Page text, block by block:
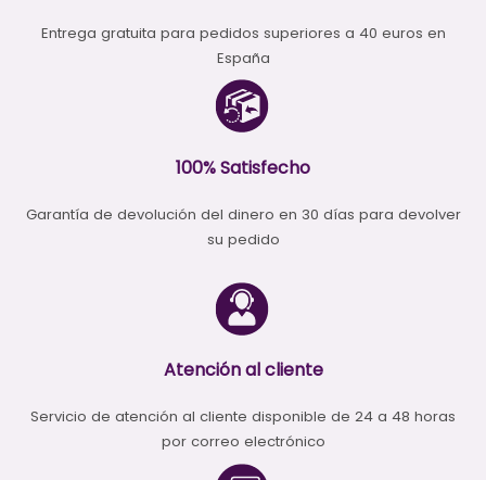
Entrega gratuita para pedidos superiores a 40 euros en
España
100% Satisfecho
Garantía de devolución del dinero en 30 días para devolver
su pedido
Atención al cliente
Servicio de atención al cliente disponible de 24 a 48 horas
por correo electrónico